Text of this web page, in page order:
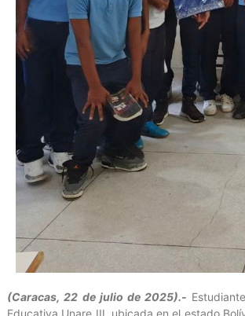
(Caracas, 22 de julio de 2025).-
Educativa Unare III, ubicada en el estado